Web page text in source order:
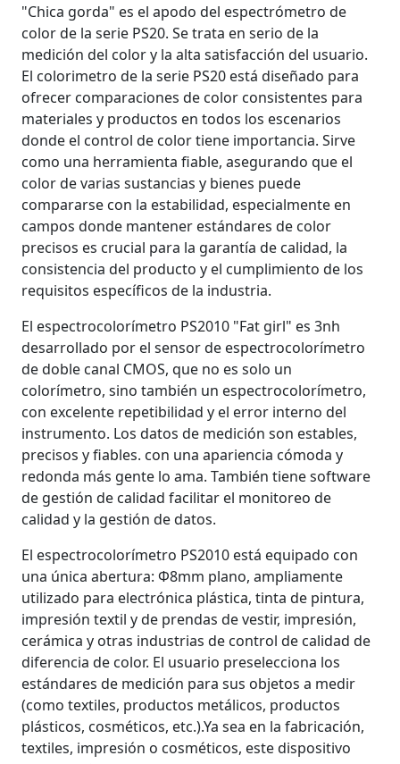
"Chica gorda" es el apodo del espectrómetro de
color de la serie PS20. Se trata en serio de la
medición del color y la alta satisfacción del usuario.
El colorimetro de la serie PS20 está diseñado para
ofrecer comparaciones de color consistentes para
materiales y productos en todos los escenarios
donde el control de color tiene importancia. Sirve
como una herramienta fiable, asegurando que el
color de varias sustancias y bienes puede
compararse con la estabilidad, especialmente en
campos donde mantener estándares de color
precisos es crucial para la garantía de calidad, la
consistencia del producto y el cumplimiento de los
requisitos específicos de la industria.
El espectrocolorímetro PS2010 "Fat girl" es 3nh
desarrollado por el sensor de espectrocolorímetro
de doble canal CMOS, que no es solo un
colorímetro, sino también un espectrocolorímetro,
con excelente repetibilidad y el error interno del
instrumento. Los datos de medición son estables,
precisos y fiables. con una apariencia cómoda y
redonda más gente lo ama. También tiene software
de gestión de calidad facilitar el monitoreo de
calidad y la gestión de datos.
El espectrocolorímetro PS2010 está equipado con
una única abertura: Φ8mm plano, ampliamente
utilizado para electrónica plástica, tinta de pintura,
impresión textil y de prendas de vestir, impresión,
cerámica y otras industrias de control de calidad de
diferencia de color. El usuario preselecciona los
estándares de medición para sus objetos a medir
(como textiles, productos metálicos, productos
plásticos, cosméticos, etc.).Ya sea en la fabricación,
textiles, impresión o cosméticos, este dispositivo